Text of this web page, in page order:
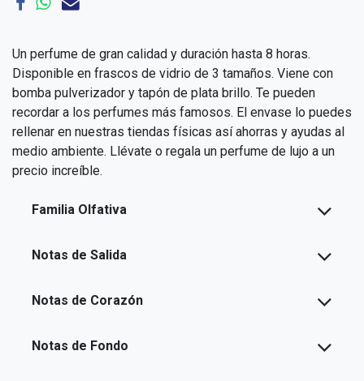
Un perfume de gran calidad y duración hasta 8 horas.
Disponible en frascos de vidrio de 3 tamaños. Viene con
bomba pulverizador y tapón de plata brillo. Te pueden
recordar a los perfumes más famosos. El envase lo puedes
rellenar en nuestras tiendas físicas así ahorras y ayudas al
medio ambiente. Llévate o regala un perfume de lujo a un
precio increíble.
Familia Olfativa
Notas de Salida
Notas de Corazón
Notas de Fondo